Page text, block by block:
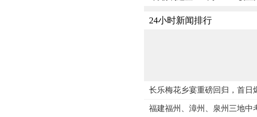
24小时新闻排行
长乐梅花乡宴重磅回归，首日
福建福州、漳州、泉州三地中